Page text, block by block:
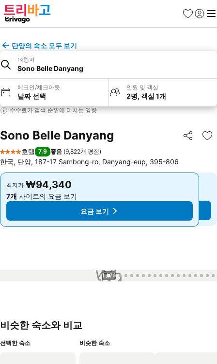
즐겨찾기
로그인
메
단양의 숙소 모두 보기
여행지
Sono Belle Danyang
체크인/체크아웃
날짜 선택
인원 및 객실
2명, 객실 1개
수수료가 검색 순위에 미치는 영향
Sono Belle Danyang 공유
즐
4 성급
호텔 7.9 좋음 (9,822개 평점)
한국, 단양, 187-17 Sambong-ro, Danyang-eup, 395-806
최저가 ₩94,340
7개 사이트의 요금 보기
요금 보기
최저가 ₩94,340
7개 사이트의 요금 보기
요금 보기
1 / 71
비슷한 숙소와 비교
선택한 숙소 비슷한 숙소